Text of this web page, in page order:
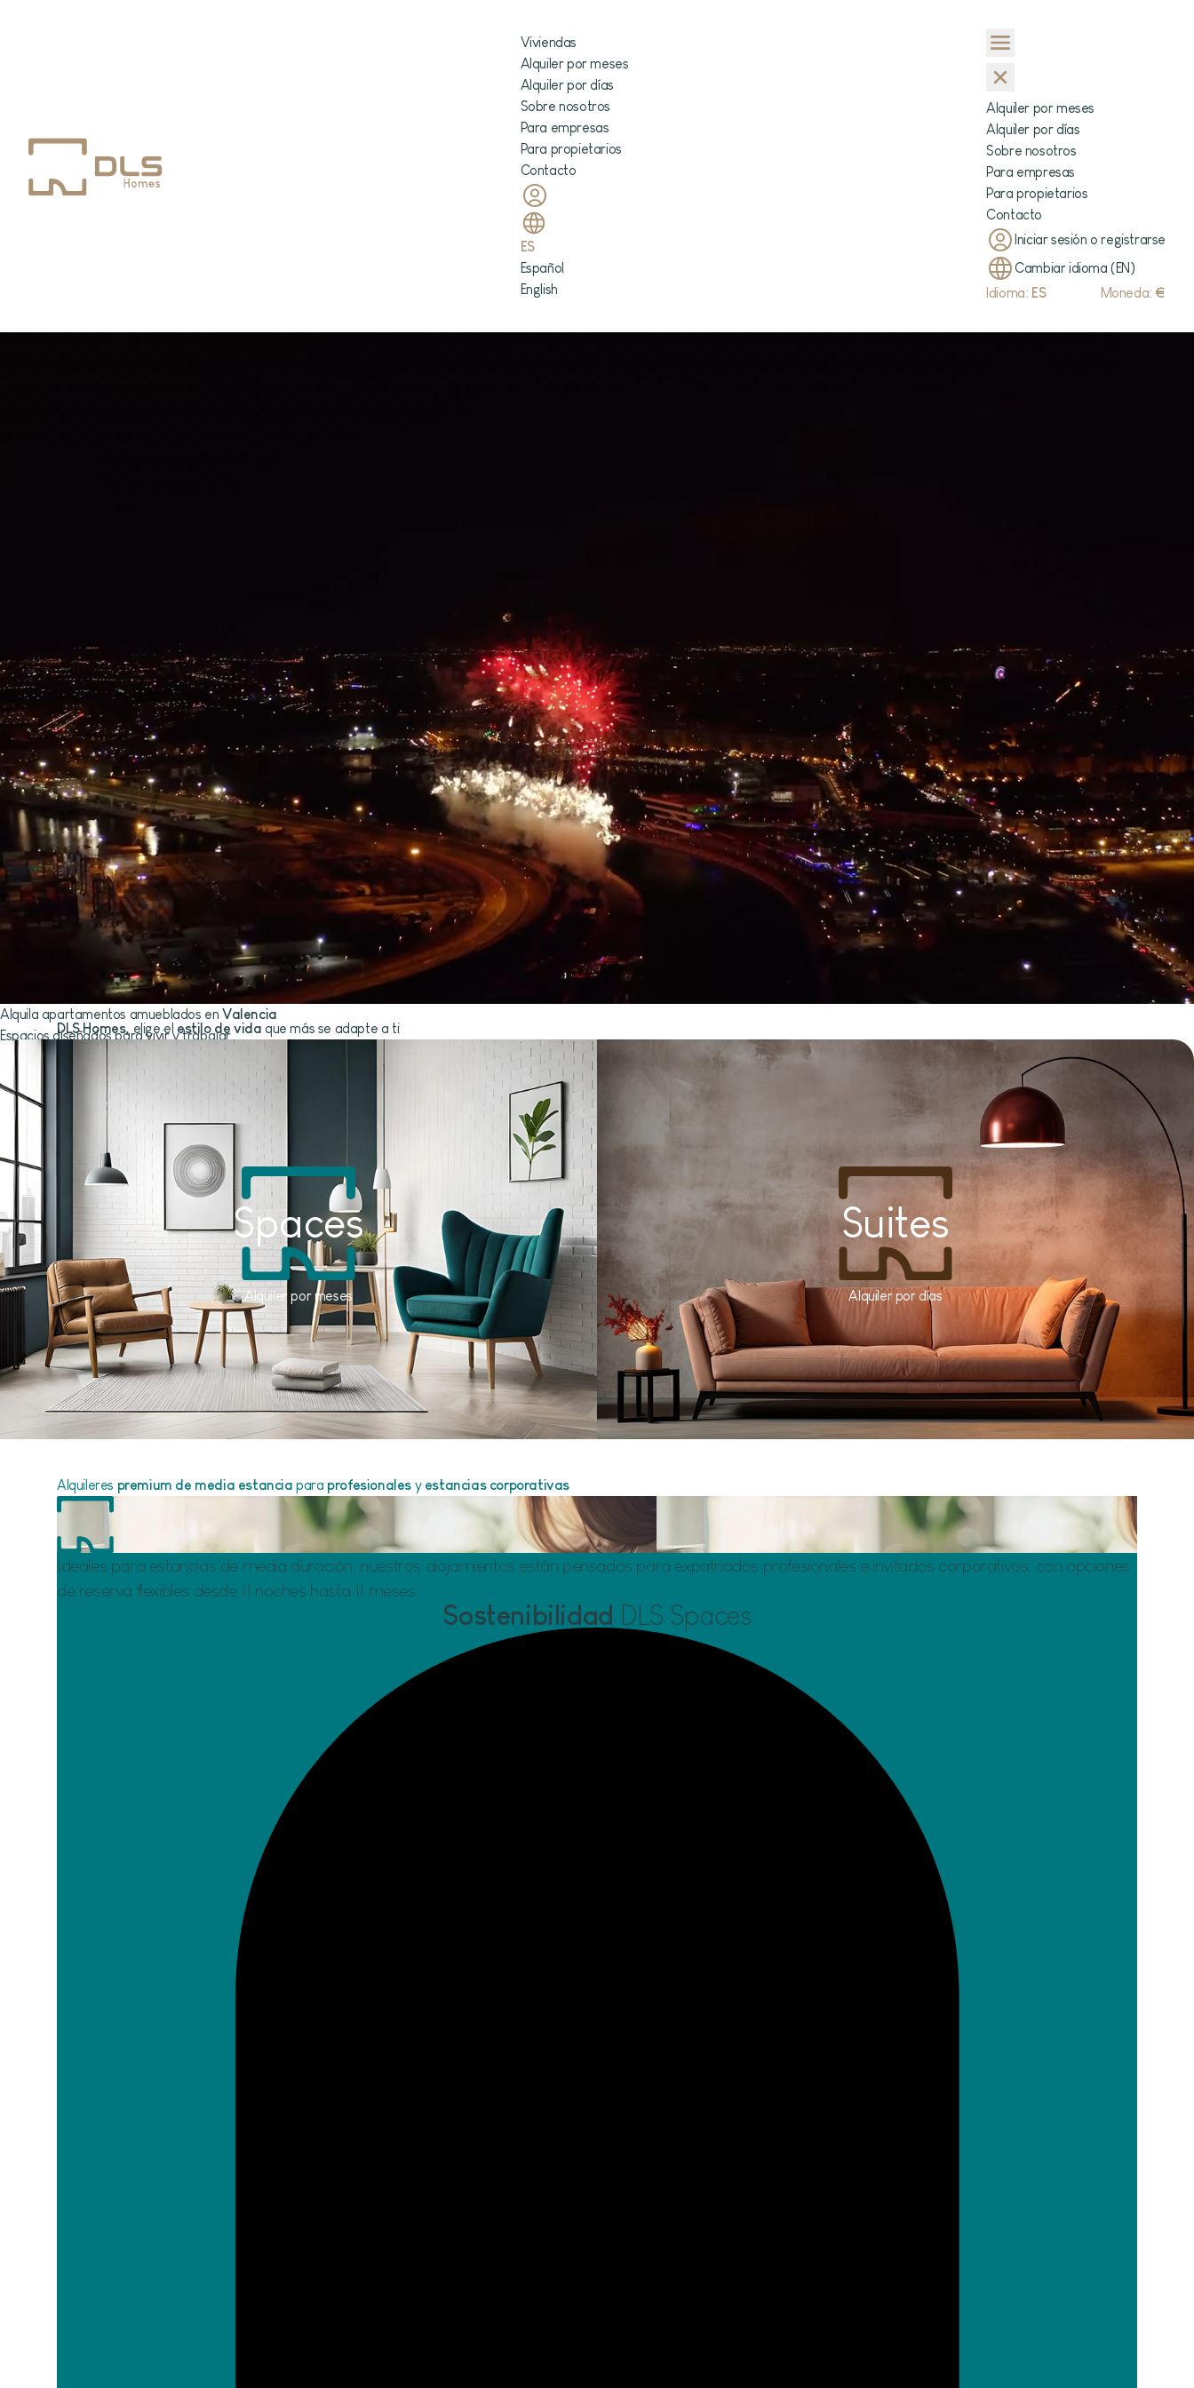
Viviendas
Alquiler por meses
Alquiler por días
Sobre nosotros
Para empresas
Para propietarios
Contacto
ES
Español
English
Alquiler por meses
Alquiler por días
Sobre nosotros
Para empresas
Para propietarios
Contacto
Iniciar sesión o registrarse
Cambiar idioma (EN)
Idioma: ES Moneda: €
Alquila apartamentos amueblados en Valencia
Espacios diseñados para vivir y trabajar
DLS Homes, elige el estilo de vida que más se adapte a ti
Spaces
Alquiler por meses
Suites
Alquiler por días
Alquileres premium de media estancia para profesionales y estancias corporativas
Ideales para estancias de media duración, nuestros alojamientos están pensados para expatriados profesionales e invitados corporativos, con opciones
de reserva flexibles desde 11 noches hasta 11 meses.
Sostenibilidad DLS Spaces